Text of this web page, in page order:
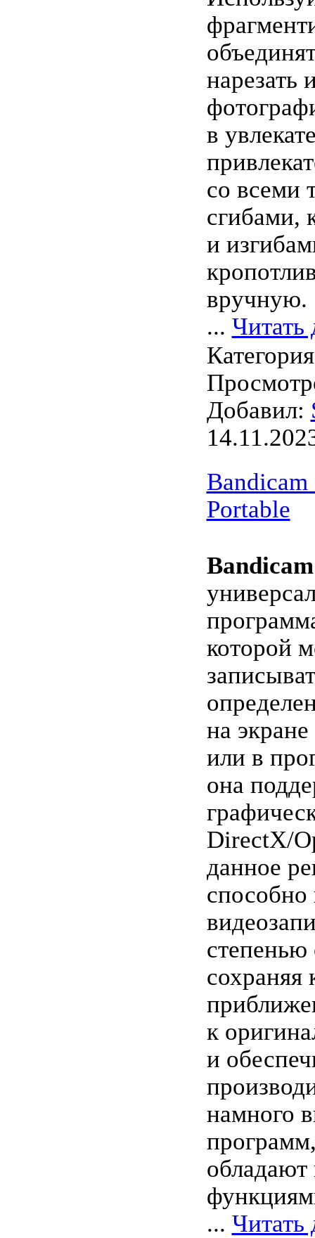
нарезать
в
со всеми
сгибами,
и
вручную.
... Читать
Добавил:
Portable
Bandicam
которой
на
или в
она
DirectX/
данное
степенью
сохраняя
к
и
намного
... Читать